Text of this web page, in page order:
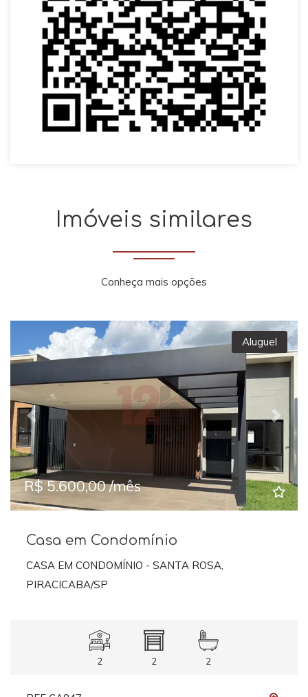
Imóveis similares
Conheça mais opções
Previous Next
Aluguel
R$ 5.600,00 /mês
Casa em Condomínio
CASA EM CONDOMÍNIO - SANTA ROSA,
PIRACICABA/SP
2 2 2